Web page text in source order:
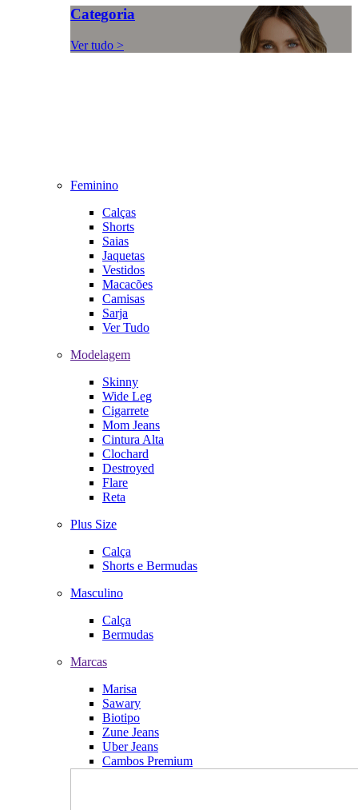
Categoria
Ver tudo >
Feminino
Calças
Shorts
Saias
Jaquetas
Vestidos
Macacões
Camisas
Sarja
Ver Tudo
Modelagem
Skinny
Wide Leg
Cigarrete
Mom Jeans
Cintura Alta
Clochard
Destroyed
Flare
Reta
Plus Size
Calça
Shorts e Bermudas
Masculino
Calça
Bermudas
Marcas
Marisa
Sawary
Biotipo
Zune Jeans
Uber Jeans
Cambos Premium